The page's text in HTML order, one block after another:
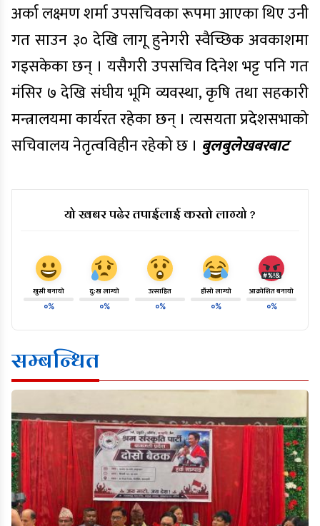
अर्का लक्ष्मण शर्मा उपसचिवका रूपमा आएका थिए उनी
गत साउन ३० देखि लागू हुनेगरी स्वैच्छिक अवकाशमा
गइसकेका छन् । यसैगरी उपसचिव दिनेश भट्ट पनि गत
मंसिर ७ देखि संघीय भूमि व्यवस्था, कृषि तथा सहकारी
मन्त्रालयमा कार्यरत रहेका छन् । त्यसयता प्रदेशसभाको
सचिवालय नेतृत्वविहीन रहेको छ । बुलबुलेखबरबाट
यो खबर पढेर तपाईलाई कस्तो लाग्यो ?
खुसी बनायो
०%
दु:ख लाग्यो
०%
उत्साहित
०%
हाँसो लाग्यो
०%
आक्रोशित बनायो
०%
सम्बन्धित